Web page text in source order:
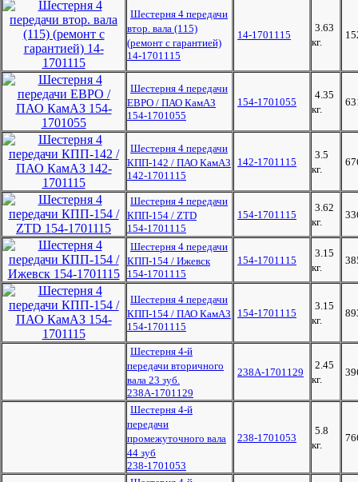
Шестерня 4 передачи
втор. вала (115)
(ремонт с гарантией)
14-1701115
14-1701115
3.63
кг.
Шестерня 4 передачи
ЕВРО / ПАО КамАЗ
154-1701055
154-1701055
4.35
кг.
Шестерня 4 передачи
КПП-142 / ПАО КамАЗ
142-1701115
142-1701115
3.5
кг.
Шестерня 4 передачи
КПП-154 / ZTD
154-1701115
154-1701115
3.62
кг.
Шестерня 4 передачи
КПП-154 / Ижевск
154-1701115
154-1701115
3.15
кг.
Шестерня 4 передачи
КПП-154 / ПАО КамАЗ
154-1701115
154-1701115
3.15
кг.
Шестерня 4-й
передачи вторичного
вала 23 зуб.
238А-1701129
238А-1701129
2.45
кг.
Шестерня 4-й
передачи
промежуточного вала
44 зуб
238-1701053
238-1701053
5.8
кг.